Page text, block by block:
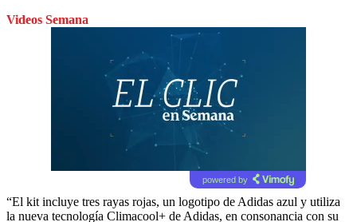
Videos Semana
powered by
“El kit incluye tres rayas rojas, un logotipo de Adidas azul y utiliza
la nueva tecnología Climacool+ de Adidas, en consonancia con su